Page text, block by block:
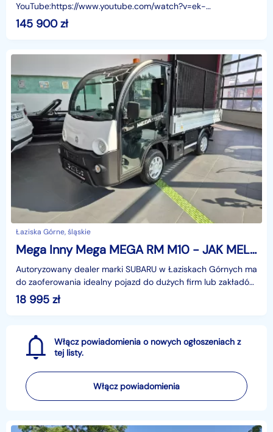
YouTube:https://www.youtube.com/watch?v=ek-
j5e6fSbwSprzedam IVECO DAILY 50C18 Wywro_3-
StronyZabudowa Wywrot 3-stronny firmy Włoskie
145 900zł
Łaziska Górne, śląskie
Mega Inny Mega MEGA RM M10 - JAK MELEX - WYWROTKA - POJAZD KOMUNALNY
Autoryzowany dealer marki SUBARU w Łaziskach Górnych ma
do zaoferowania idealny pojazd do dużych firm lub zakładów
do transportu różnych rzeczy, jest to zabudow
18 995 zł
Włącz powiadomienia o nowych ogłoszeniach z
tej listy.
Włącz powiadomienia